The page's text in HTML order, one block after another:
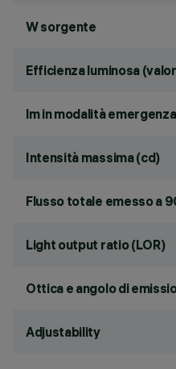
W sorgente
Efficienza luminosa
lm in modalità emergenza
Intensità massima (cd)
Flusso totale emesso a
Light output ratio (LOR)
Ottica e angolo di
Adjustability